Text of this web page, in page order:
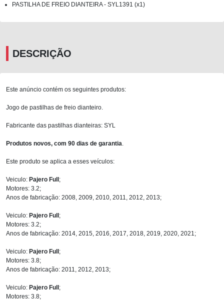
PASTILHA DE FREIO DIANTEIRA - SYL1391 (x1)
DESCRIÇÃO
Este anúncio contém os seguintes produtos:
Jogo de pastilhas de freio dianteiro.
Fabricante das pastilhas dianteiras: SYL
Produtos novos, com 90 dias de garantia
Este produto se aplica a esses veículos:
Veiculo: Pajero Full;
Motores: 3.2;
Anos de fabricação: 2008, 2009, 2010, 2011, 2012, 2013;
Veiculo: Pajero Full;
Motores: 3.2;
Anos de fabricação: 2014, 2015, 2016, 2017, 2018, 2019, 2020, 2021;
Veiculo: Pajero Full;
Motores: 3.8;
Anos de fabricação: 2011, 2012, 2013;
Veiculo: Pajero Full;
Motores: 3.8;